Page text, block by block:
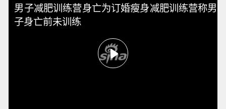
男子减肥训练营身亡为订婚瘦身减肥训练营称男
子身亡前未训练